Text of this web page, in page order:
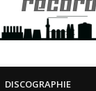
DISCOGRAPHIE